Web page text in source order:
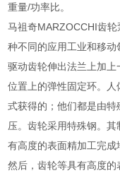
重量/功率比。
马祖奇MARZOCCHI齿
种不同的应用工业和移动
驱动齿轮伸出法兰上加
位置上的弹性固定环。
式获得的；他们都是由
压。齿轮采用特殊钢。
有高度的表面精加工完成
然后，齿轮等具有高度